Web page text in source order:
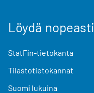
Löydä nopeasti
StatFin-tietokanta
Tilastotietokannat
Suomi lukuina